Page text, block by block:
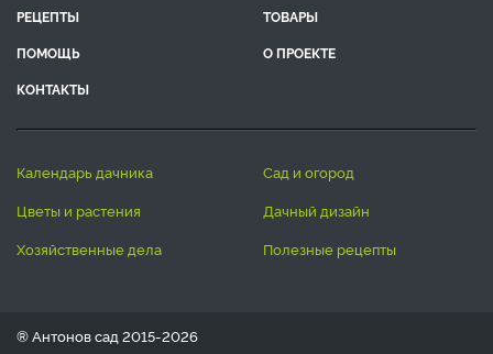
РЕЦЕПТЫ
ТОВАРЫ
ПОМОЩЬ
О ПРОЕКТЕ
КОНТАКТЫ
календарь дачника
сад и огород
цветы и растения
дачный дизайн
хозяйственные дела
полезные рецепты
® Антонов сад 2015-2026